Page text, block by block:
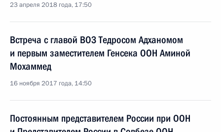
23 апреля 2018 года, 17:50
Встреча с главой ВОЗ Тедросом Адханомом
и первым заместителем Генсека ООН Аминой
Мохаммед
16 ноября 2017 года, 14:50
Постоянным представителем России при ООН